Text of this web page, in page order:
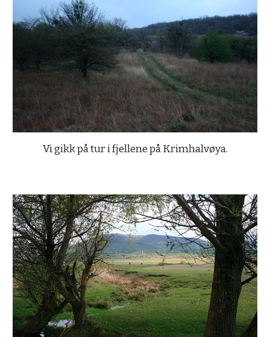
Vi gikk på tur i fjellene på Krimhalvøya.